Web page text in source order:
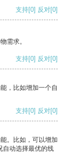
支持[0] 反对[0]
需求。
支持[0] 反对[0]
，比如增加一个自
支持[0] 反对[0]
。比如，可以增加
自动选择最优的线